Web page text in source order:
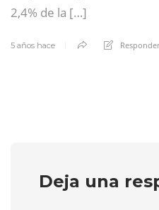
2,4% de la […]
5 años hace Responder
Deja una